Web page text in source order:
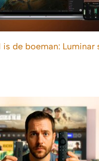
is de boeman: Luminar